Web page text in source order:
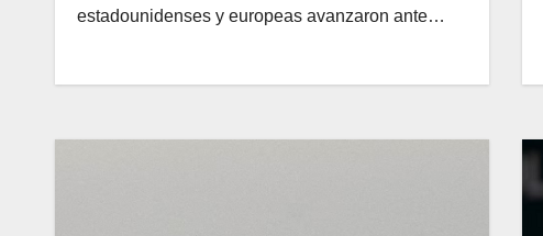
estadounidenses y europeas avanzaron ante…